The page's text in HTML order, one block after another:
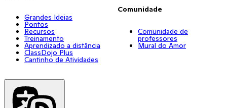
Grandes Ideias
Pontos
Recursos
Treinamento
Aprendizado a distância
ClassDojo Plus
Cantinho de Atividades
Comunidade
Comunidade de
professores
Mural do Amor